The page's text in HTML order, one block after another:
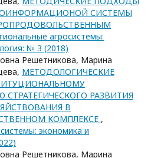
СИСТЕМЫ
агросистемы:
№ 3 (2018)
Решетникова, Марина
МЕТОДОЛОГИЧЕСКИЕ
РАЗВИТИЯ
В
КОМПЛЕКСЕ ,
экономика и
Решетникова, Марина